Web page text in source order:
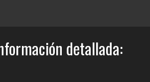
detallada: